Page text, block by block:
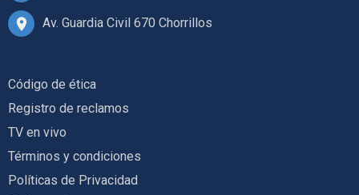
Av. Guardia Civil 670 Chorrillos
Código de ética
Registro de reclamos
TV en vivo
Términos y condiciones
Políticas de Privacidad